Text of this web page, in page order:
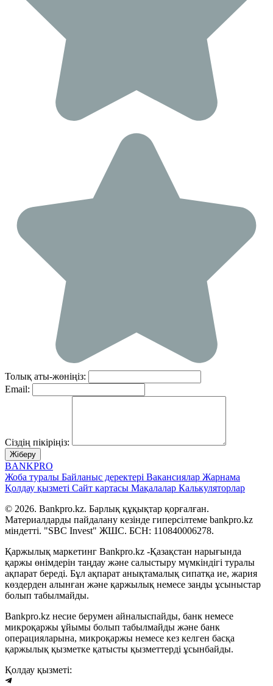
Толық аты-жөніңіз:
Email:
Сіздің пікіріңіз:
Жіберу
BANKPRO
Жоба туралы Байланыс деректері Вакансиялар Жарнама
Қолдау қызметі Сайт картасы Мақалалар Калькуляторлар
© 2026. Bankpro.kz. Барлық құқықтар қорғалған.
Материалдарды пайдалану кезінде гиперсілтеме bankpro.kz
міндетті. "SBC Invest" ЖШС. БСН: 110840006278.
Қаржылық маркетинг Bankpro.kz -Қазақстан нарығында
қаржы өнімдерін таңдау және салыстыру мүмкіндігі туралы
ақпарат береді. Бұл ақпарат анықтамалық сипатқа ие, жария
көздерден алынған және қаржылық немесе заңды ұсыныстар
болып табылмайды.
Bankpro.kz несие берумен айналыспайды, банк немесе
микроқаржы ұйымы болып табылмайды және банк
операцияларына, микроқаржы немесе кез келген басқа
қаржылық қызметке қатысты қызметтерді ұсынбайды.
Қолдау қызметі: